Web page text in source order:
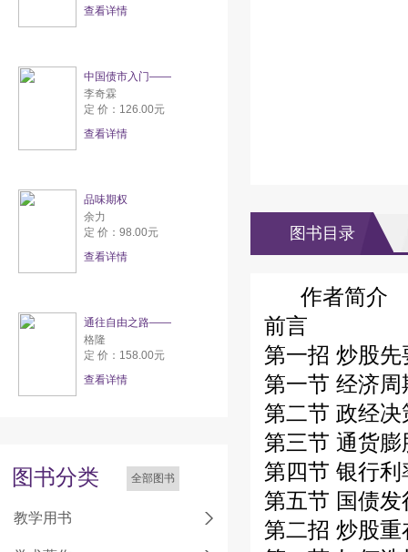
查看详情
中国债市入门——
李奇霖
定 价：126.00元
查看详情
品味期权
余力
定 价：98.00元
查看详情
通往自由之路——
格隆
定 价：158.00元
查看详情
图书分类 全部图书
教学用书
图书目录
作者简介
前言
第一招 炒股先
第一节 经济周
第二节 政经决
第三节 通货膨
第四节 银行利
第五节 国债发
第二招 炒股重